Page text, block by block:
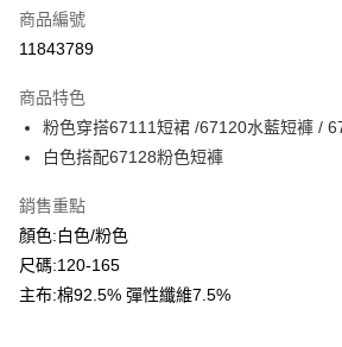
超商取貨付款
Apple Pay
Google Pay
ATM付款
運送方式
全家付款取貨
商品編號
11843789
商品特色
粉色穿搭67111短裙 /67120水藍短褲 /
白色搭配67128粉色短褲
銷售重點
顏色:白色/粉色
尺碼:120-165
主布:棉92.5% 彈性纖維7.5%